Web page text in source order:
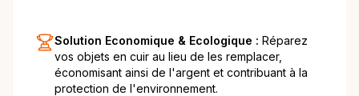
Solution Economique & Ecologique : Réparez
vos objets en cuir au lieu de les remplacer,
économisant ainsi de l'argent et contribuant à la
protection de l'environnement.